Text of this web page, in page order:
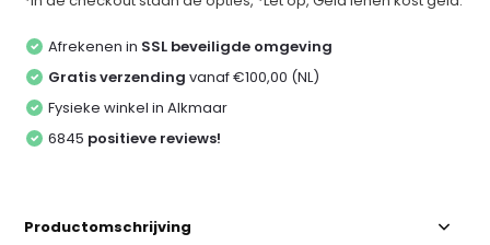
Afrekenen in SSL beveiligde omgeving
Gratis verzending vanaf €100,00 (NL)
Fysieke winkel in Alkmaar
6845 positieve reviews!
Productomschrijving